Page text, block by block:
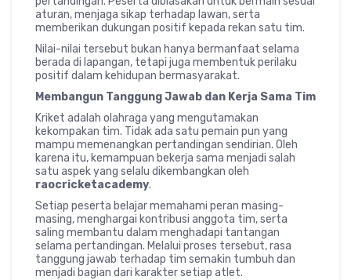
aturan, menjaga sikap terhadap lawan, serta
memberikan dukungan positif kepada rekan satu tim.
Nilai-nilai tersebut bukan hanya bermanfaat selama
berada di lapangan, tetapi juga membentuk perilaku
positif dalam kehidupan bermasyarakat.
Membangun Tanggung Jawab dan Kerja Sama Tim
Kriket adalah olahraga yang mengutamakan
kekompakan tim. Tidak ada satu pemain pun yang
mampu memenangkan pertandingan sendirian. Oleh
karena itu, kemampuan bekerja sama menjadi salah
satu aspek yang selalu dikembangkan oleh
raocricketacademy.
Setiap peserta belajar memahami peran masing-
masing, menghargai kontribusi anggota tim, serta
saling membantu dalam menghadapi tantangan
selama pertandingan. Melalui proses tersebut, rasa
tanggung jawab terhadap tim semakin tumbuh dan
menjadi bagian dari karakter setiap atlet.